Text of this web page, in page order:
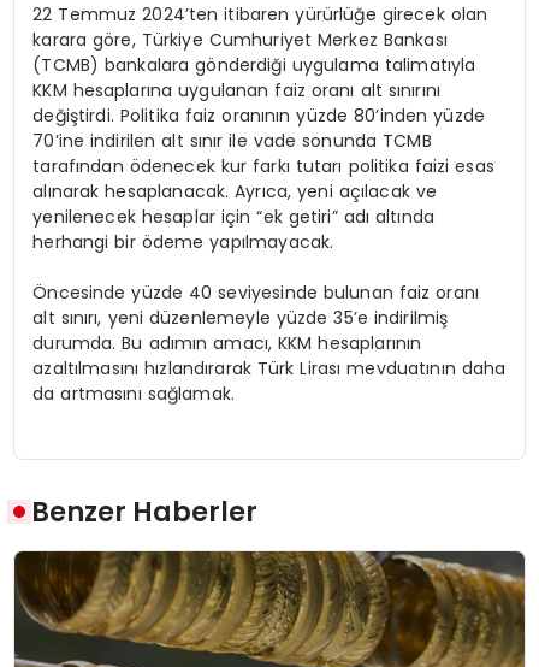
22 Temmuz 2024’ten itibaren yürürlüğe girecek olan
karara göre, Türkiye Cumhuriyet Merkez Bankası
(TCMB) bankalara gönderdiği uygulama talimatıyla
KKM hesaplarına uygulanan faiz oranı alt sınırını
değiştirdi. Politika faiz oranının yüzde 80’inden yüzde
70’ine indirilen alt sınır ile vade sonunda TCMB
tarafından ödenecek kur farkı tutarı politika faizi esas
alınarak hesaplanacak. Ayrıca, yeni açılacak ve
yenilenecek hesaplar için “ek getiri” adı altında
herhangi bir ödeme yapılmayacak.
Öncesinde yüzde 40 seviyesinde bulunan faiz oranı
alt sınırı, yeni düzenlemeyle yüzde 35’e indirilmiş
durumda. Bu adımın amacı, KKM hesaplarının
azaltılmasını hızlandırarak Türk Lirası mevduatının daha
da artmasını sağlamak.
Benzer Haberler